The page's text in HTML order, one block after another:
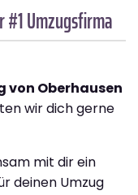
#1 Umzugsfirma
von Oberhausen
wir dich gerne
mit dir ein
deinen Umzug